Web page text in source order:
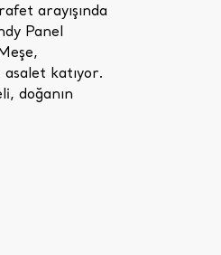
arayışında
Panel
asalet katıyor.
doğanın